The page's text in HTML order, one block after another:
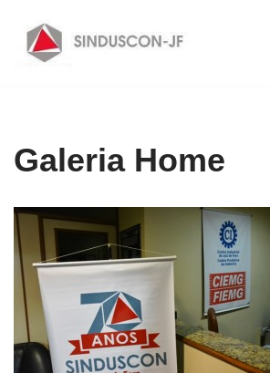
Pular
Galeria Home